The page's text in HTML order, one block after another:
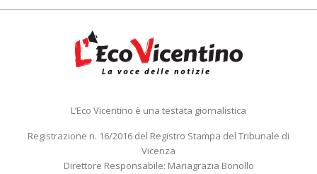
L’Eco Vicentino è una testata giornalistica
Registrazione n. 16/2016 del Registro Stampa del Tribunale di
Vicenza
Direttore Responsabile: Mariagrazia Bonollo